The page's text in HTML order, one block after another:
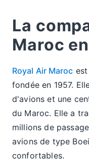
La
Maroc
Royal Air Maroc
fondée en 1957.
d'avions et une
du Maroc. Elle a
millions de
avions de type
confortables.